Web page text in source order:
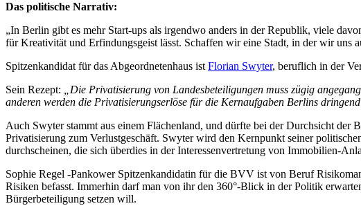
Das politische Narrativ:
„In Berlin gibt es mehr Start-ups als irgendwo anders in der Republik, viele
für Kreativität und Erfindungsgeist lässt. Schaffen wir eine Stadt, in der wir uns
Spitzenkandidat für das Abgeordnetenhaus ist Florian Swyter, beruflich in der
Sein Rezept:
„Die Privatisierung von Landesbeteiligungen muss zügig
anderen werden die Privatisierungserlöse für die Kernaufgaben Berlins
Auch Swyter stammt aus einem Flächenland, und dürfte bei der Durchsicht der
Privatisierung zum Verlustgeschäft. Swyter wird den Kernpunkt seiner
durchscheinen, die sich überdies in der Interessenvertretung von Immobilien-
Sophie Regel -Pankower Spitzenkandidatin für die BVV ist von Beruf
Risiken befasst. Immerhin darf man von ihr den 360°-Blick in der Politik
Bürgerbeteiligung setzen will.